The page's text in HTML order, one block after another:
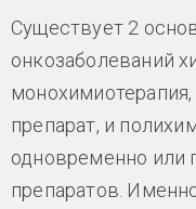
Существует 2
онкозаболеваний
препарат, и
одновременно или
препаратов.